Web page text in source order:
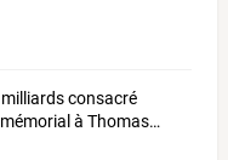
milliardsconsacré
mémorial à Thomas…